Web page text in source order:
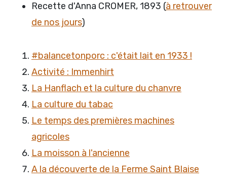
Recette d'Anna CROMER, 1893 (à retrouver
de nos jours)
#balancetonporc : c'était lait en 1933 !
Activité : Immenhirt
La Hanflach et la culture du chanvre
La culture du tabac
Le temps des premières machines
agricoles
La moisson à l'ancienne
A la découverte de la Ferme Saint Blaise